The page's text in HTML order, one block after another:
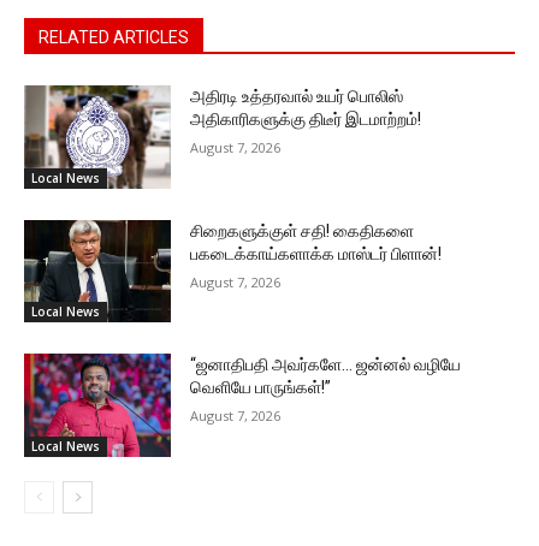
RELATED ARTICLES
Local News
அதிரடி உத்தரவால் உயர் பொலிஸ்
அதிகாரிகளுக்கு திடீர் இடமாற்றம்!
August 7, 2026
Local News
சிறைகளுக்குள் சதி! கைதிகளை
பகடைக்காய்களாக்க மாஸ்டர் பிளான்!
August 7, 2026
Local News
“ஜனாதிபதி அவர்களே… ஜன்னல் வழியே
வெளியே பாருங்கள்!”
August 7, 2026